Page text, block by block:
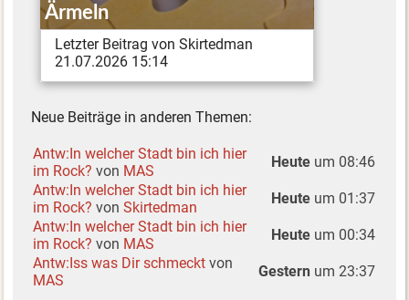
Ärmeln
Letzter Beitrag von Skirtedman
21.07.2026 15:14
Neue Beiträge in anderen Themen:
Antw:In welcher Stadt bin ich hier
im Rock? von MAS
Heute um 08:46
Antw:In welcher Stadt bin ich hier
im Rock? vonSkirtedman
Heute um 01:37
Antw:In welcher Stadt bin ich hier
im Rock? von MAS
Heute um 00:34
Antw:Iss was Dir schmeckt von
MAS
Gestern um 23:37